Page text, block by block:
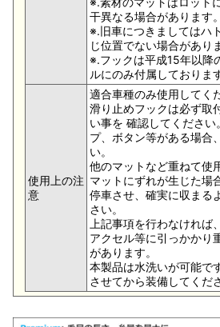
干異なる場合があります。
※.旧車につきましてはハ
じ位置でない場合があり
※.フックは平成15年以降
ルにのみ付属しております
使用上の注
意
適合車種のみ使用してく
滑り止めフックは必ず取
い事を 確認してくださ
プ、ボタン等がある場合
い。
他のマットなど重ねて使
マットにずれが生じた場
停車させ、確実に収まる
さい。
上記事項を行わなければ
アクセル等に引っかかり
があります。
本製品は水洗いが可能で
させてから装備してくだ